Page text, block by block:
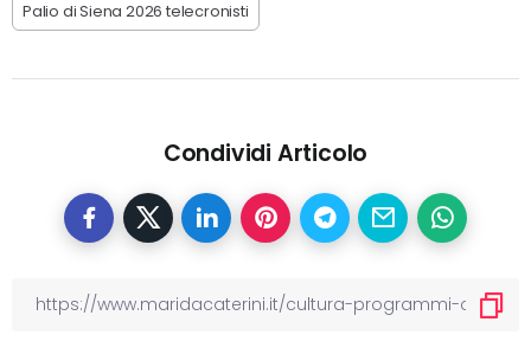
Palio di Siena 2026 telecronisti
Condividi Articolo